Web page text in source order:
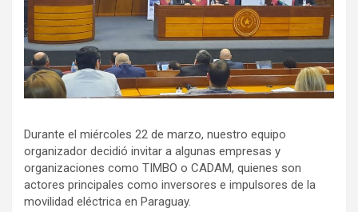
Durante el miércoles 22 de marzo, nuestro equipo
organizador decidió invitar a algunas empresas y
organizaciones como TIMBO o CADAM, quienes son
actores principales como inversores e impulsores de la
movilidad eléctrica en Paraguay.